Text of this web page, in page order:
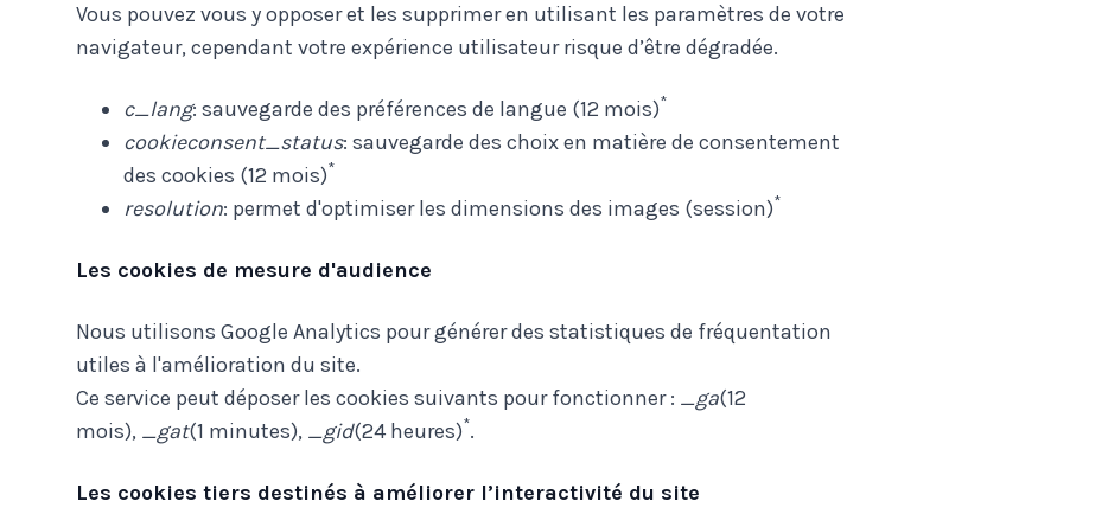
Vous pouvez vous y opposer et les supprimer en utilisant les paramètres de votre
navigateur, cependant votre expérience utilisateur risque d’être dégradée.
c_lang: sauvegarde des préférences de langue (12 mois)*
cookieconsent_status: sauvegarde des choix en matière de consentement
des cookies (12 mois)*
resolution: permet d'optimiser les dimensions des images (session)*
Les cookies de mesure d'audience
Nous utilisons Google Analytics pour générer des statistiques de fréquentation
utiles à l'amélioration du site.
Ce service peut déposer les cookies suivants pour fonctionner : _ga(12
mois), _gat(1 minutes), _gid(24 heures)*.
Les cookies tiers destinés à améliorer l’interactivité du site